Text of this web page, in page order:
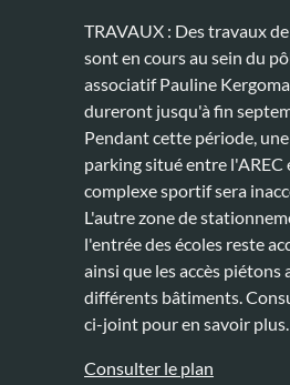
TRAVAUX : Des travaux
sont en cours au sein du
associatif Pauline
dureront jusqu'à fin
Pendant cette période,
parking situé entre l'AREC
complexe sportif sera
L'autre zone de
l'entrée des écoles reste
ainsi que les accès piétons
différents bâtiments.
ci-joint pour en savoir plus.
Consulter le plan